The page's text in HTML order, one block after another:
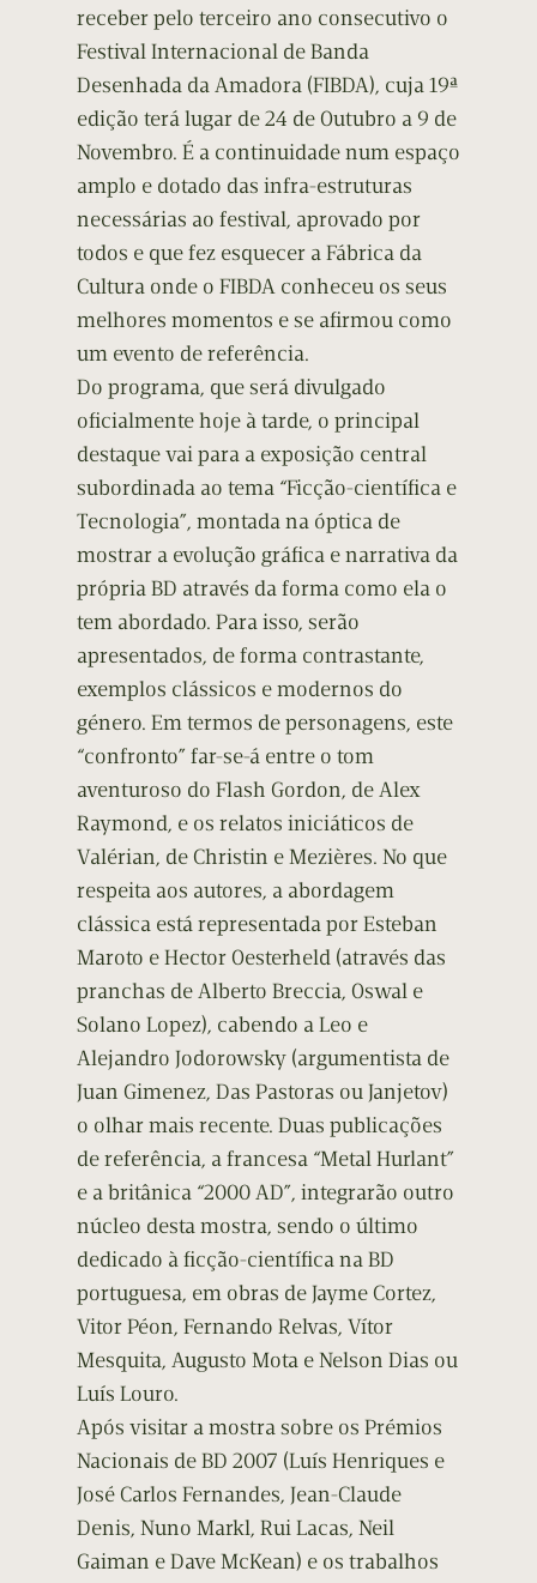
receber pelo terceiro ano consecutivo o
Festival Internacional de Banda
Desenhada da Amadora (FIBDA), cuja 19ª
edição terá lugar de 24 de Outubro a 9 de
Novembro. É a continuidade num espaço
amplo e dotado das infra-estruturas
necessárias ao festival, aprovado por
todos e que fez esquecer a Fábrica da
Cultura onde o FIBDA conheceu os seus
melhores momentos e se afirmou como
um evento de referência.
Do programa, que será divulgado
oficialmente hoje à tarde, o principal
destaque vai para a exposição central
subordinada ao tema “Ficção-científica e
Tecnologia”, montada na óptica de
mostrar a evolução gráfica e narrativa da
própria BD através da forma como ela o
tem abordado. Para isso, serão
apresentados, de forma contrastante,
exemplos clássicos e modernos do
género. Em termos de personagens, este
“confronto” far-se-á entre o tom
aventuroso do Flash Gordon, de Alex
Raymond, e os relatos iniciáticos de
Valérian, de Christin e Mezières. No que
respeita aos autores, a abordagem
clássica está representada por Esteban
Maroto e Hector Oesterheld (através das
pranchas de Alberto Breccia, Oswal e
Solano Lopez), cabendo a Leo e
Alejandro Jodorowsky (argumentista de
Juan Gimenez, Das Pastoras ou Janjetov)
o olhar mais recente. Duas publicações
de referência, a francesa “Metal Hurlant”
e a britânica “2000 AD”, integrarão outro
núcleo desta mostra, sendo o último
dedicado à ficção-científica na BD
portuguesa, em obras de Jayme Cortez,
Vitor Péon, Fernando Relvas, Vítor
Mesquita, Augusto Mota e Nelson Dias ou
Luís Louro.
Após visitar a mostra sobre os Prémios
Nacionais de BD 2007 (Luís Henriques e
José Carlos Fernandes, Jean-Claude
Denis, Nuno Markl, Rui Lacas, Neil
Gaiman e Dave McKean) e os trabalhos